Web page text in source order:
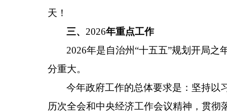
天！
三、 2026年重点工作
2026年是自治州“十五五”规划开局
分重大。
今年政府工作的总体要求是： 坚持以
历次全会和中央经济工作会议精神，贯彻